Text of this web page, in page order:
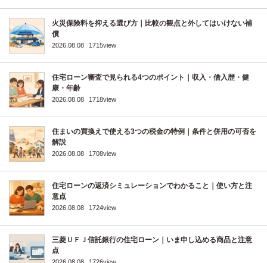
火災保険料を抑える選び方｜比較の観点と外してはいけない補
償
2026.08.08 1715view
住宅ローン審査で見られる4つのポイント｜収入・借入歴・健
康・年齢
2026.08.08 1718view
住まいの買換えで使える3つの税金の特例｜条件と併用の可否を
解説
2026.08.08 1708view
住宅ローンの返済シミュレーションでわかること｜使い方と注
意点
2026.08.08 1724view
三菱ＵＦＪ信託銀行の住宅ローン｜いま申し込める商品と注意
点